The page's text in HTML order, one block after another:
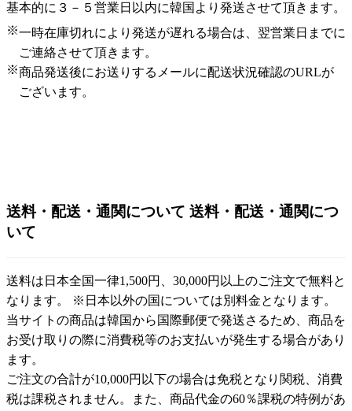
基本的に３－５営業日以内に韓国より発送させて頂きます。
※一時在庫切れにより発送が遅れる場合は、翌営業日までに
ご連絡させて頂きます。
※商品発送後にお送りするメールに配送状況確認のURLが
ございます。
送料・配送・通関について 送料・配送・通関につ
いて
送料は日本全国一律1,500円、30,000円以上のご注文で無料と
なります。 ※日本以外の国については別料金となります。
当サイトの商品は韓国から国際郵便で発送さるため、商品を
お受け取りの際に消費税等のお支払いが発生する場合があり
ます。
ご注文の合計が10,000円以下の場合は免税となり関税、消費
税は課税されません。また、商品代金の60％課税の特例があ